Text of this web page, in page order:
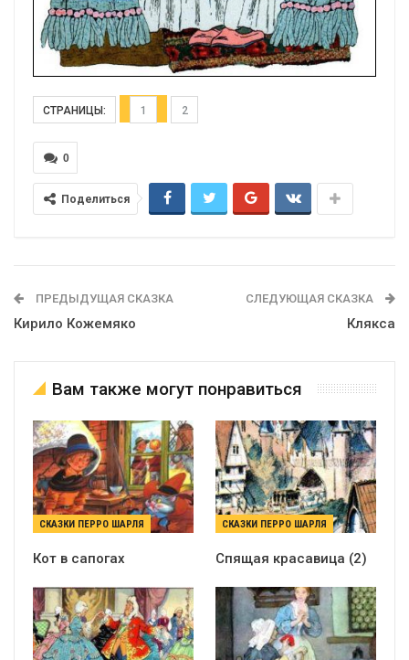
СТРАНИЦЫ: 1 2
0
Поделиться
ПРЕДЫДУЩАЯ СКАЗКА
Кирило Кожемяко
СЛЕДУЮЩАЯ СКАЗКА
Клякса
Вам также могут понравиться
СКАЗКИ ПЕРРО ШАРЛЯ
Кот в сапогах
СКАЗКИ ПЕРРО ШАРЛЯ
Спящая красавица (2)